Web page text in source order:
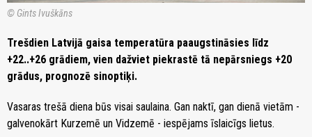
© Gints Ivuškāns
Trešdien Latvijā gaisa temperatūra paaugstināsies līdz
+22..+26 grādiem, vien dažviet piekrastē tā nepārsniegs +20
grādus, prognozē sinoptiķi.
Vasaras trešā diena būs visai saulaina. Gan naktī, gan dienā vietām -
galvenokārt Kurzemē un Vidzemē - iespējams īslaicīgs lietus.